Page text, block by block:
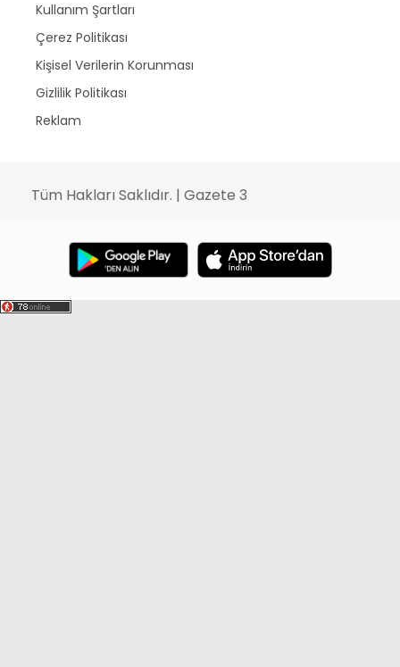
Kullanım Şartları
Çerez Politikası
Kişisel Verilerin Korunması
Gizlilik Politikası
Reklam
Tüm Hakları Saklıdır. | Gazete 3